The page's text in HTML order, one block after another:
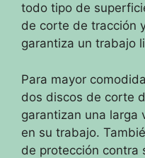
todo tipo de
de corte de tracción
garantiza un trabajo
Para mayor
dos discos de corte
garantizan una larga
en su trabajo.
de protección contra